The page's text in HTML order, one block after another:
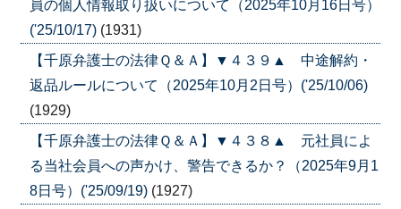
員の個人情報取り扱いについて（2025年10月16日号）
('25/10/17) (1931)
【千原弁護士の法律Ｑ＆Ａ】▼４３９▲ 中途解約・
返品ルールについて（2025年10月2日号）('25/10/06)
(1929)
【千原弁護士の法律Ｑ＆Ａ】▼４３８▲ 元社員によ
る当社会員への声かけ、警告できるか？（2025年9月1
8日号）('25/09/19) (1927)